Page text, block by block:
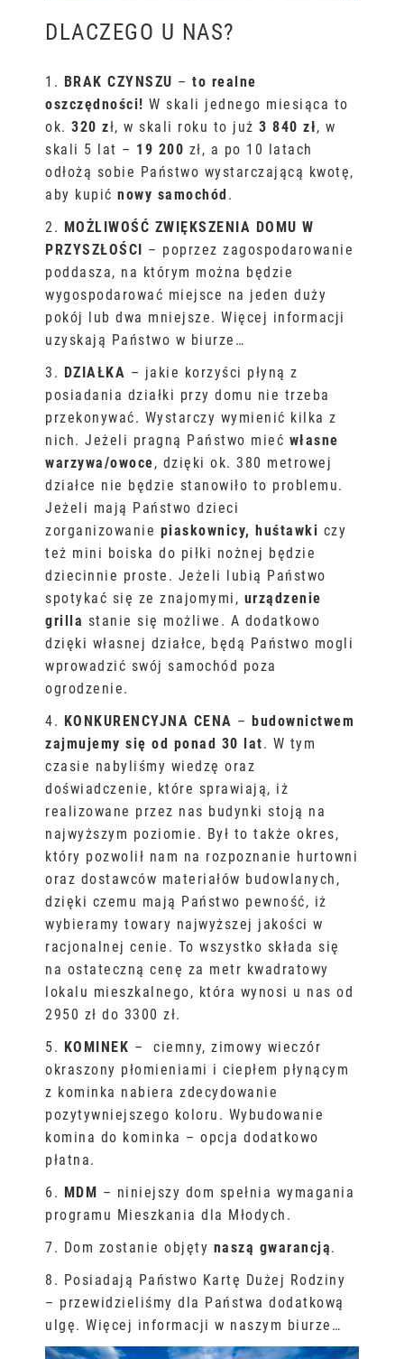
DLACZEGO U NAS?
1. BRAK CZYNSZU – to realne
oszczędności! W skali jednego miesiąca to
ok. 320 zł, w skali roku to już 3 840 zł, w
skali 5 lat – 19 200 zł, a po 10 latach
odłożą sobie Państwo wystarczającą kwotę,
aby kupić nowy samochód .
2. MOŻLIWOŚĆ ZWIĘKSZENIA DOMU W
PRZYSZŁOŚCI
– poprzez zagospodarowanie
poddasza, na którym można będzie
wygospodarować miejsce na jeden duży
pokój lub dwa mniejsze. Więcej informacji
uzyskają Państwo w biurze…
3. DZIAŁKA – jakie korzyści płyną z
posiadania działki przy domu nie trzeba
przekonywać. Wystarczy wymienić kilka z
nich. Jeżeli pragną Państwo mieć własne
warzywa/owoce, dzięki ok. 380 metrowej
działce nie będzie stanowiło to problemu.
Jeżeli mają Państwo dzieci
zorganizowanie piaskownicy, huśtawki czy
też mini boiska do piłki nożnej będzie
dziecinnie proste. Jeżeli lubią Państwo
spotykać się ze znajomymi, urządzenie
grilla stanie się możliwe. A dodatkowo
dzięki własnej działce, będą Państwo mogli
wprowadzić swój samochód poza
ogrodzenie.
4. KONKURENCYJNA CENA – budownictwem
zajmujemy się od ponad 30 lat. W tym
czasie nabyliśmy wiedzę oraz
doświadczenie, które sprawiają, iż
realizowane przez nas budynki stoją na
najwyższym poziomie. Był to także okres,
który pozwolił nam na rozpoznanie hurtowni
oraz dostawców materiałów budowlanych,
dzięki czemu mają Państwo pewność, iż
wybieramy towary najwyższej jakości w
racjonalnej cenie. To wszystko składa się
na ostateczną cenę za metr kwadratowy
lokalu mieszkalnego, która wynosi u nas od
2950 zł do 3300 zł.
5. KOMINEK – ciemny, zimowy wieczór
okraszony płomieniami i ciepłem płynącym
z kominka nabiera zdecydowanie
pozytywniejszego koloru. Wybudowanie
komina do kominka – opcja dodatkowo
płatna.
6. MDM – niniejszy dom spełnia wymagania
programu Mieszkania dla Młodych.
7. Dom zostanie objęty naszą gwarancją.
8. Posiadają Państwo Kartę Dużej Rodziny
– przewidzieliśmy dla Państwa dodatkową
ulgę. Więcej informacji w naszym biurze…